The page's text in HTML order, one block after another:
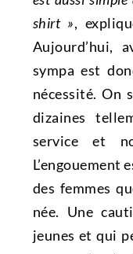
shirt »,
Aujourd’hui,
sympa est
nécessité. On
dizaines
service et
L’engouement
des femmes
née. Une
jeunes et qui